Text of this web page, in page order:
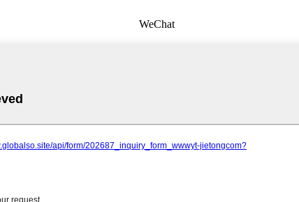
WeChat